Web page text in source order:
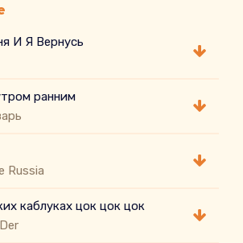
не приемлю.
ты мне изменил.
меня не любил.
И Я Вернусь
ранним
Russia
каблуках цок цок цок